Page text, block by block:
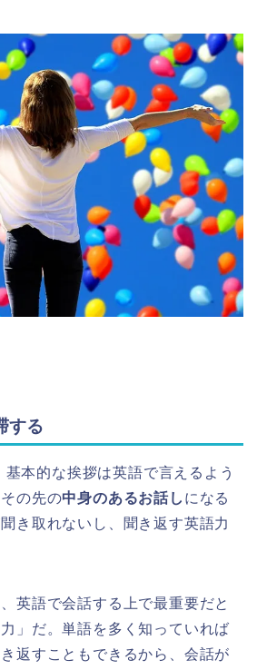
する
基本的な挨拶は英語で言えるよう
の先の中身のあるお話し になる
き取れないし、聞き返す英語力
英語で会話する上で最重要だと
」だ。単語を多く知っていれば
返すこともできるから、会話が